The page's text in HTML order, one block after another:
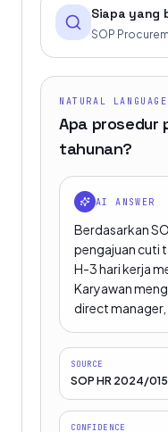
Siapa yang
SOP
NATURAL
Apa prosedur
tahunan?
AI ANSWER
Berdasarkan
pengajuan cuti
H-3 hari kerja
Karyawan
direct manager,
SOURCE
SOP HR 2024/015
CONFIDENCE